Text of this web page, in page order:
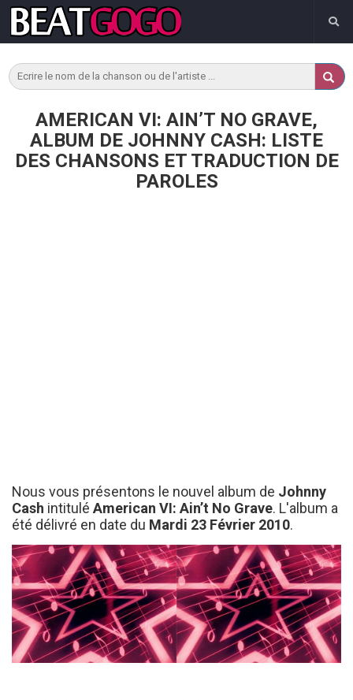
AMERICAN VI: AIN’T NO GRAVE,
ALBUM DE JOHNNY CASH: LISTE
DES CHANSONS ET TRADUCTION DE
PAROLES
Nous vous présentons le nouvel album de Johnny
Cash intitulé American VI: Ain’t No Grave. L'album a
été délivré en date du Mardi 23 Février 2010.